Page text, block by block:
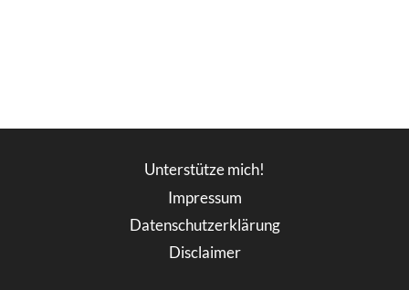
Unterstütze mich!
Impressum
Datenschutzerklärung
Disclaimer